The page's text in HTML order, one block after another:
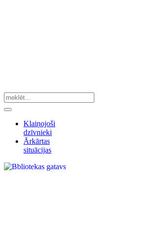
Klaiņojoši
dzīvnieki
Ārkārtas
situācijas